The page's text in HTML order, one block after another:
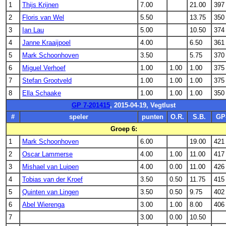
1 Thijs Krijnen 7.00 21.00
397
2
Floris van Wel 5.50 13.75
350
3
Ian Lau 5.00 10.50
374
4
Janne Kraaijpoel 4.00 6.50
361
5
Mark Schoonhoven 3.50 5.75
370
6
Miguel Verhoef 1.00 1.00 1.00
375
7
Stefan Grootveld 1.00 1.00 1.00
375
8
Ella Schaake 1.00 1.00 1.00
350
GP 7-201415, 2015-04-19, Vegtlust
#
speler punten O.R. S.B.
Groep 6:
1
Mark Schoonhoven 6.00 19.00
421
2
Oscar Lammerse 4.00 1.00 11.00
417
3
Mishael van Luipen 4.00 0.00 11.00
426
4
Tobias van der Kroef 3.50 0.50 11.75
415
5
Quinten van Lingen 3.50 0.50 9.75
402
6
Abel Wierenga 3.00 1.00 8.00
406
7
3.00 0.00 10.50